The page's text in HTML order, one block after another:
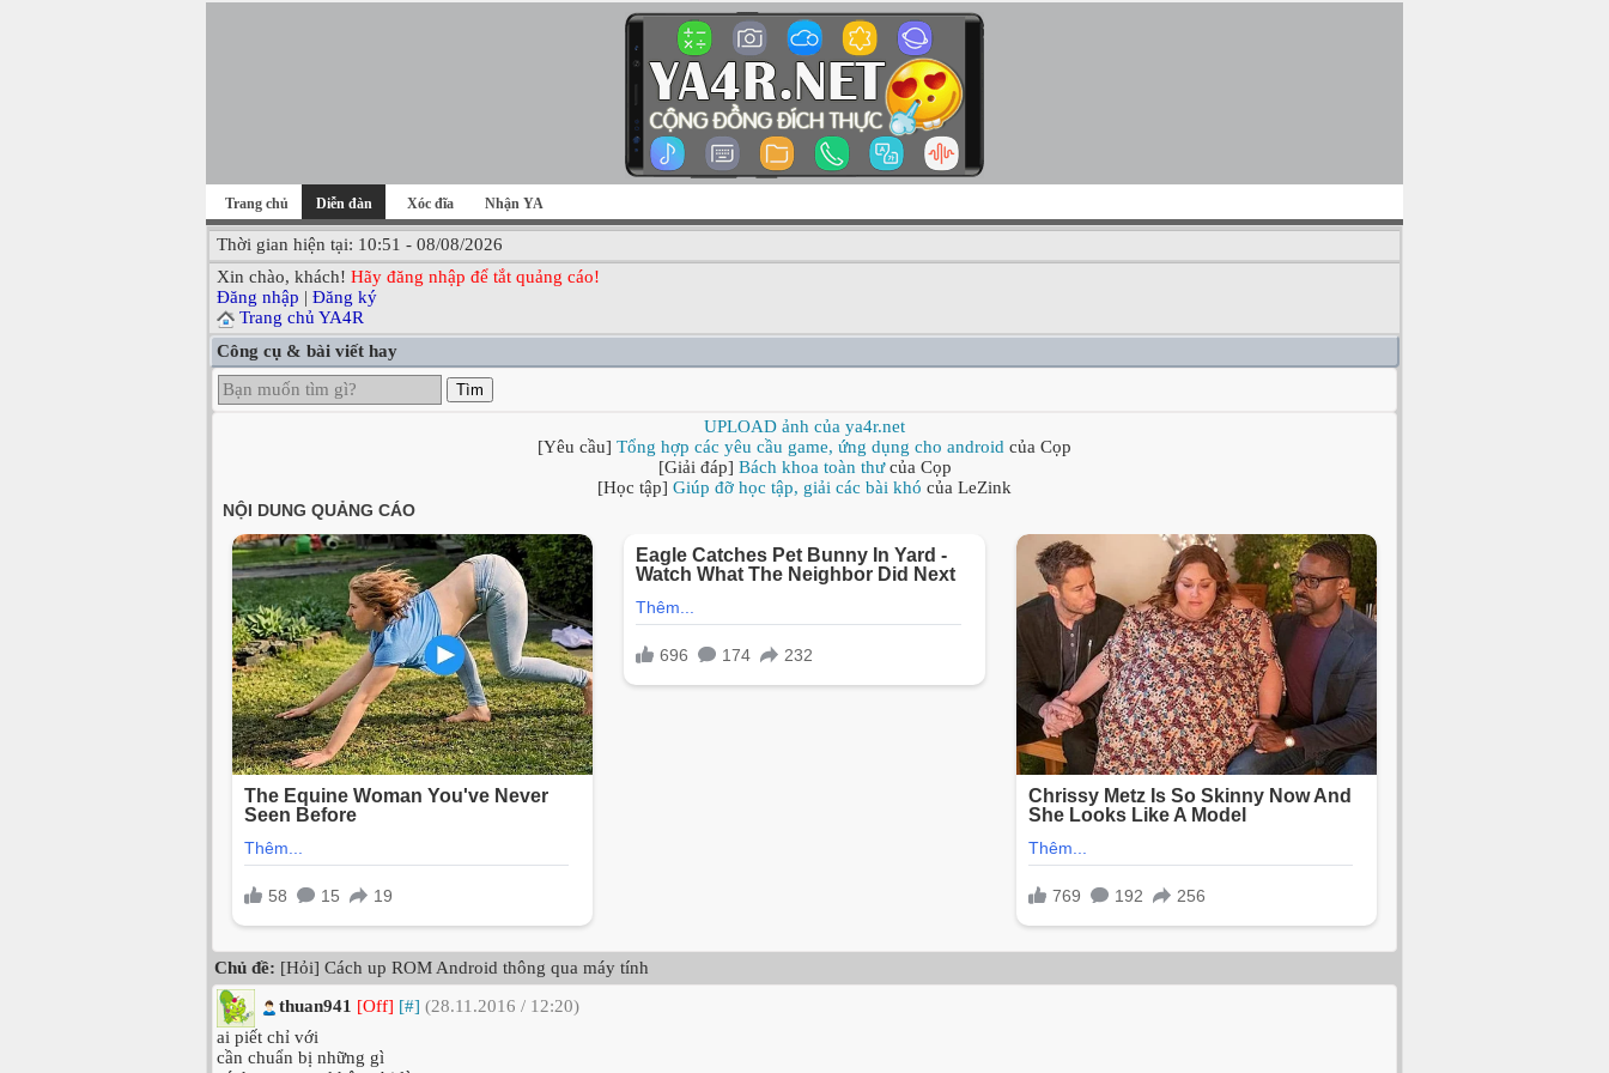
Trang chủ Diễn đàn Xóc đĩa Nhận YA
Thời gian hiện tại: 10:51 - 08/08/2026
Xin chào, khách! Hãy đăng nhập để tắt quảng cáo!
Đăng nhập | Đăng ký
Trang chủ YA4R
Công cụ & bài viết hay
Tìm
UPLOAD ảnh của ya4r.net
[Yêu cầu] Tổng hợp các yêu cầu game, ứng dụng cho android của Cọp
[Giải đáp] Bách khoa toàn thưcủa Cọp
[Học tập] Giúp đỡ học tập, giải các bài khó của LeZink
Chủ đề: [Hỏi] Cách up ROM Android thông qua máy tính
thuan941 [Off] [#] (28.11.2016 / 12:20)
ai piết chỉ với
cần chuẩn bị những gì